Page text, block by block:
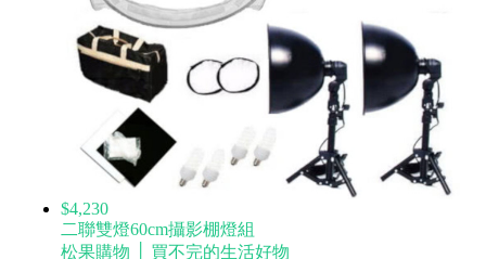
$4,230
二聯雙燈60cm攝影棚燈組
松果購物 │ 買不完的生活好物